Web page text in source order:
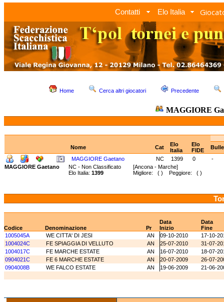
Contatti Elo Italia
Home Cerca altri giocatori Precedente
MAGGIORE
Nome Cat
Elo
Italia
Elo
FIDE
MAGGIORE Gaetano
NC 1399 0
-
MAGGIORE Gaetano
NC - Non Classificato [Ancona - Marche]
Elo Italia: 1399 Migliore: ( ) Peggiore: ( )
Data
Data
Codice
Denominazione Pr Inizio
Fine
1005045A
WE CITTA' DI JESI AN 09-10-2010
17-10-
1004024C
FE SPIAGGIA DI VELLUTO AN 25-07-2010
31-07-
1004017C
FE MARCHE ESTATE AN 16-07-2010
18-07-
0904021C
FE 6 MARCHE ESTATE AN 20-07-2009
26-07-
0904008B
WE FALCO ESTATE AN 19-06-2009 21-06-